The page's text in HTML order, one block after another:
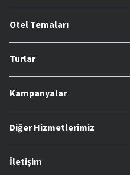
Otel Temaları
Turlar
Kampanyalar
Diğer Hizmetlerimiz
İletişim